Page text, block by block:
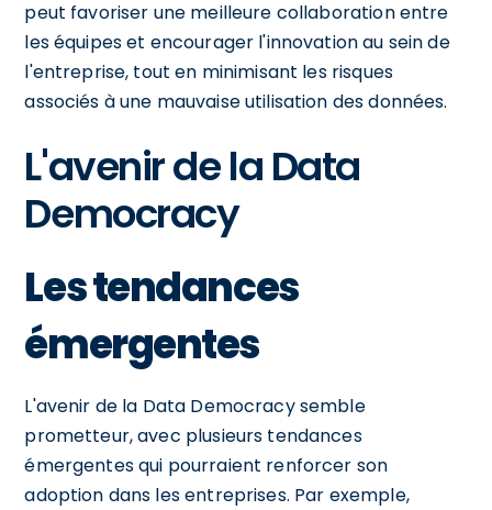
peut favoriser une meilleure collaboration entre
les équipes et encourager l'innovation au sein de
l'entreprise, tout en minimisant les risques
associés à une mauvaise utilisation des données.
L'avenir de la Data
Democracy
Les tendances
émergentes
L'avenir de la Data Democracy semble
prometteur, avec plusieurs tendances
émergentes qui pourraient renforcer son
adoption dans les entreprises. Par exemple,